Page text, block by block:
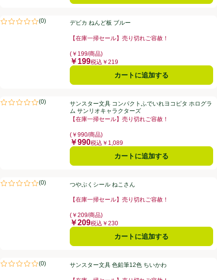
デビカ ねんど板 ブルー
(0)
評価は0件のレビューで5点中0.0点。
デビカ ねんど板 ブルー
【在庫一掃セール】売り切れご容赦！
(￥199/商品)
価格
￥199税込￥219
カートに追加する
サンスター文具 コンパクトふでいれヨコピタ ホログラム サンリオキ
(0)
評価は0件のレビューで5点中0.0点。サンスター文具 コンパクトふでいれヨコピタ ホログラ
ム サンリオキャラクターズ
【在庫一掃セール】売り切れご容赦！
(￥990/商品)
価格
￥990税込￥1,089
カートに追加する
つやぷくシール ねこさん
(0)
評価は0件のレビューで5点中0.0点。
つやぷくシール ねこさん
【在庫一掃セール】売り切れご容赦！
(￥209/商品)
価格
￥209税込￥230
カートに追加する
サンスター文具 色鉛筆12色 ちいかわ
(0)
評価は0件のレビューで5点中0.0点。サンスター文具 色鉛筆12色 ちいかわ